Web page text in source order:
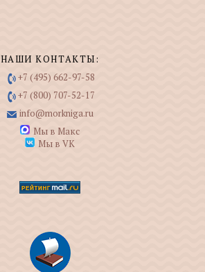
НАШИ КОНТАКТЫ:
+7 (495) 662-97-58
+7 (800) 707-52-17
info@morkniga.ru
Мы в Макс
Мы в VK